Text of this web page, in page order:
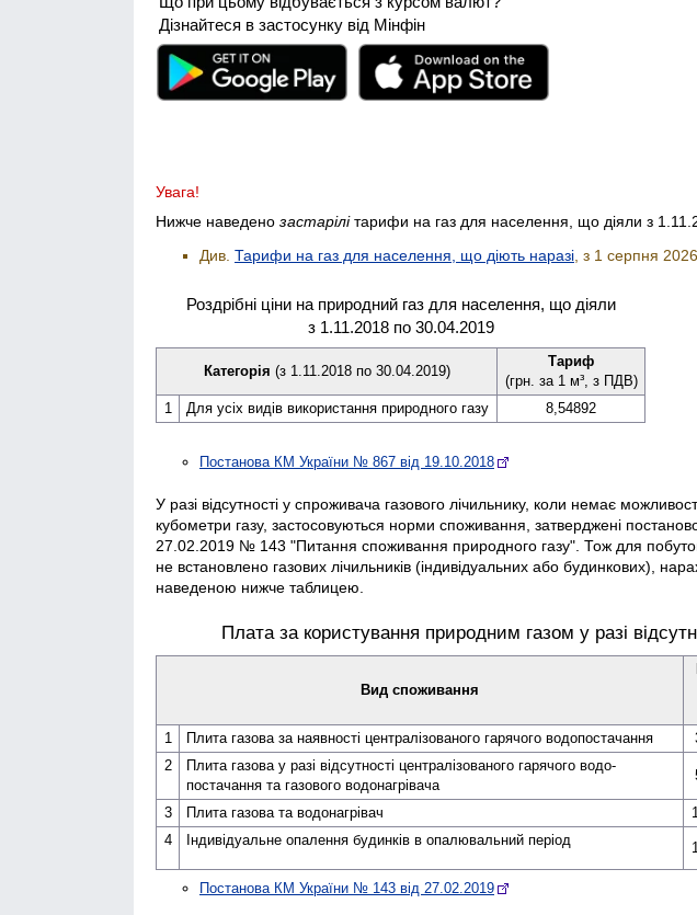
Дізнайтеся в застосунку від Мінфін
Нижче наведено застарілітарифи на газ для населення, що діяли з
Див. Тарифи на газ для населення, що діють наразі , з 1 серпня
Роздрібні ціни на природний газ для населення, що діяли
з 1.11.2018 по 30.04.2019
Категорія (з 1.11.2018 по 30.04.2019)
Тариф
(грн. за 1 м³, з ПДВ)
1
Для усіх видів використання природного газу 8,54892
Постанова КМ України № 867 від 19.10.2018
У разі відсутності у спроживача газового лічильнику, коли немає
кубометри газу, застосовуються норми споживання, затверджені
27.02.2019 № 143 "Питання споживання природного газу". Тож для
не встановлено газових лічильників (індивідуальних або будинкових),
наведеною нижче таблицею.
Плата за користування природним газом у разі
Вид споживання
1
Плита газова за наявності централі­­зованого гарячого водо­­постачання
2
Плита газова у разі відсутності централі­зованого гарячого водо­
постачання та газового водо­нагрівача
3 Плита газова та водо­нагрівач
4
Індивідуальне опалення будинків в опалювальний період
Постанова КМ України № 143 від 27.02.2019